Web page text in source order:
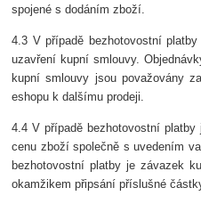
spojené s dodáním zboží.
4.3 V případě bezhotovostní
uzavření kupní smlouvy.
kupní smlouvy jsou považovány
eshopu k dalšímu prodeji.
4.4 V případě bezhotovostní
cenu zboží společně s uvedením
bezhotovostní platby je závazek
okamžikem připsání příslušné